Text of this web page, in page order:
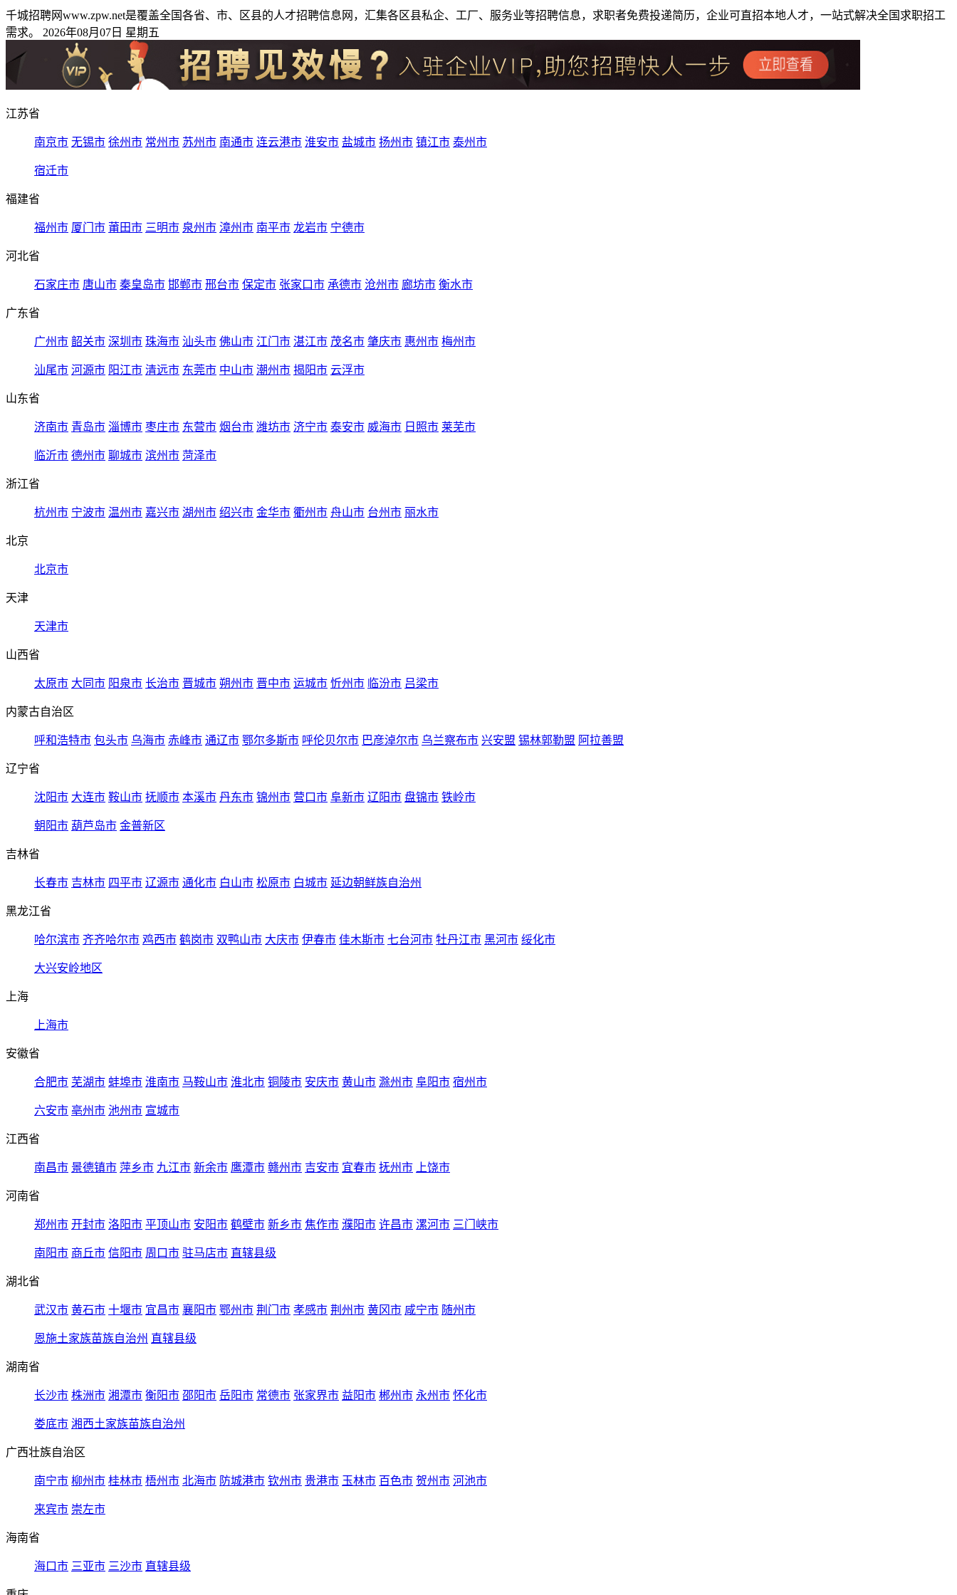
千城招聘网www.zpw.net是覆盖全国各省、市、区县的人才招聘信息网，汇集各区县私企、工厂、服务业等招聘信息，求职者免费投递简历，企业可直招本地人才，一站式解决全国求职招工
需求。 2026年08月07日 星期五
江苏省
南京市 无锡市 徐州市 常州市 苏州市 南通市 连云港市 淮安市 盐城市 扬州市 镇江市 泰州市
宿迁市
福建省
福州市 厦门市 莆田市 三明市 泉州市 漳州市 南平市 龙岩市 宁德市
河北省
石家庄市 唐山市 秦皇岛市 邯郸市 邢台市 保定市 张家口市 承德市 沧州市 廊坊市 衡水市
广东省
广州市 韶关市 深圳市 珠海市 汕头市 佛山市 江门市 湛江市 茂名市 肇庆市 惠州市 梅州市
汕尾市 河源市 阳江市 清远市 东莞市 中山市 潮州市 揭阳市 云浮市
山东省
济南市 青岛市 淄博市 枣庄市 东营市 烟台市 潍坊市 济宁市 泰安市 威海市 日照市 莱芜市
临沂市 德州市 聊城市 滨州市 菏泽市
浙江省
杭州市 宁波市 温州市 嘉兴市 湖州市 绍兴市 金华市 衢州市 舟山市 台州市 丽水市
北京
北京市
天津
天津市
山西省
太原市 大同市 阳泉市 长治市 晋城市 朔州市 晋中市 运城市 忻州市 临汾市 吕梁市
内蒙古自治区
呼和浩特市 包头市 乌海市 赤峰市 通辽市 鄂尔多斯市 呼伦贝尔市 巴彦淖尔市 乌兰察布市 兴安盟 锡林郭勒盟 阿拉善盟
辽宁省
沈阳市 大连市 鞍山市 抚顺市 本溪市 丹东市 锦州市 营口市 阜新市 辽阳市 盘锦市 铁岭市
朝阳市 葫芦岛市 金普新区
吉林省
长春市 吉林市 四平市 辽源市 通化市 白山市 松原市 白城市 延边朝鲜族自治州
黑龙江省
哈尔滨市 齐齐哈尔市 鸡西市 鹤岗市 双鸭山市 大庆市 伊春市 佳木斯市 七台河市 牡丹江市 黑河市 绥化市
大兴安岭地区
上海
上海市
安徽省
合肥市 芜湖市 蚌埠市 淮南市 马鞍山市 淮北市 铜陵市 安庆市 黄山市 滁州市 阜阳市 宿州市
六安市 亳州市 池州市 宣城市
江西省
南昌市 景德镇市 萍乡市 九江市 新余市 鹰潭市 赣州市 吉安市 宜春市 抚州市 上饶市
河南省
郑州市 开封市 洛阳市 平顶山市 安阳市 鹤壁市 新乡市 焦作市 濮阳市 许昌市 漯河市 三门峡市
南阳市 商丘市 信阳市 周口市 驻马店市 直辖县级
湖北省
武汉市 黄石市 十堰市 宜昌市 襄阳市 鄂州市 荆门市 孝感市 荆州市 黄冈市 咸宁市 随州市
恩施土家族苗族自治州 直辖县级
湖南省
长沙市 株洲市 湘潭市 衡阳市 邵阳市 岳阳市 常德市 张家界市 益阳市 郴州市 永州市 怀化市
娄底市 湘西土家族苗族自治州
广西壮族自治区
南宁市 柳州市 桂林市 梧州市 北海市 防城港市 钦州市 贵港市 玉林市 百色市 贺州市 河池市
来宾市 崇左市
海南省
海口市 三亚市 三沙市 直辖县级